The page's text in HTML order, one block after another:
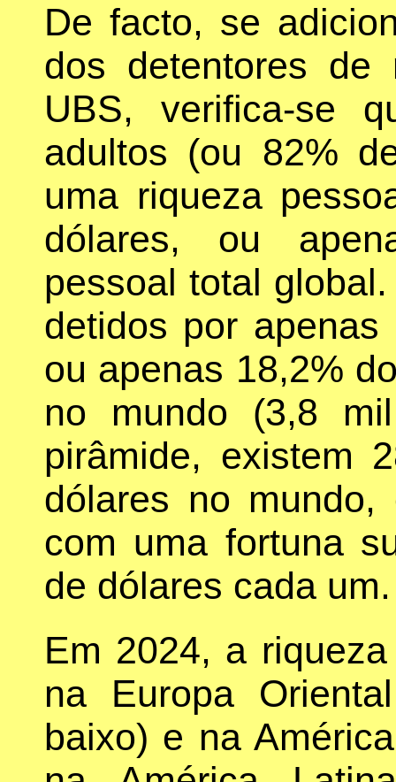
De facto, se
dos detentores de
UBS, verifica-se
adultos (ou 82%
uma riqueza
dólares, ou
pessoal total
detidos por
ou apenas 18,2%
no mundo (3,8
pirâmide, existem
dólares no
com uma fortuna
de dólares cada um.
Em 2024, a
na Europa
baixo) e na